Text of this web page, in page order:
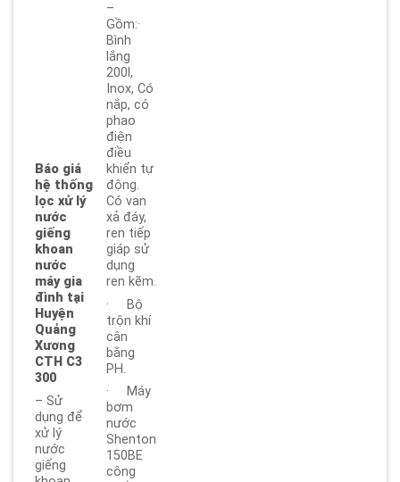
Báo giá
hệ thống
lọc xử lý
nước
giếng
khoan
nước
máy gia
đình tại
Huyện
Quảng
Xương
CTH C3
300
– Sử
dụng để
xử lý
nước
giếng
–
Gồm:·
Bình
lắng
200l,
Inox, Có
nắp, có
phao
điện
điều
khiển tự
động.
Có van
xả đáy,
ren tiếp
giáp sử
dụng
ren kẽm.
· Bộ
trộn khí
cân
bằng
PH.
· Máy
bơm
nước
Shenton
150BE
công